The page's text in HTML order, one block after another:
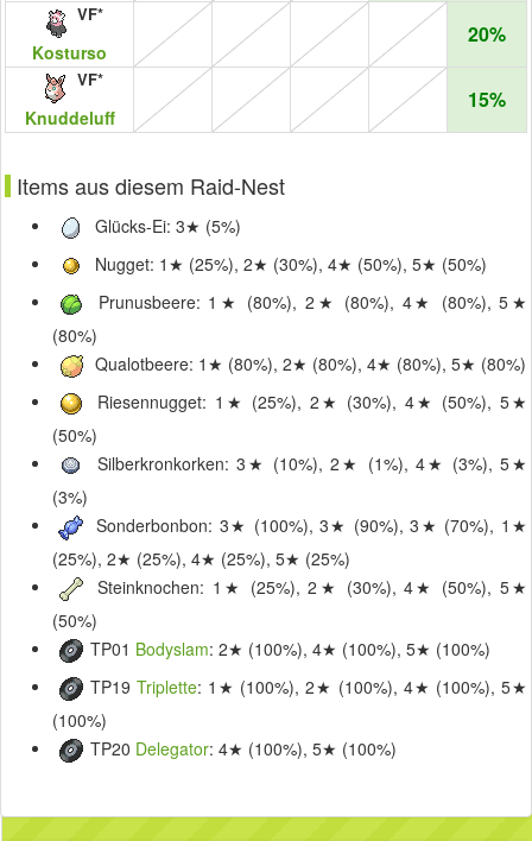
VF*
Kosturso
20%
VF*
Knuddeluff
15%
Items aus diesem Raid-Nest
Glücks-Ei: 3★ (5%)
Nugget: 1★ (25%), 2★ (30%), 4★ (50%), 5★ (50%)
Prunusbeere: 1★ (80%), 2★ (80%), 4★ (80%), 5★
(80%)
Qualotbeere: 1★ (80%), 2★ (80%), 4★ (80%), 5★ (80%)
Riesennugget: 1★ (25%), 2★ (30%), 4★ (50%), 5★
(50%)
Silberkronkorken: 3★ (10%), 2★ (1%), 4★ (3%), 5★
(3%)
Sonderbonbon: 3★ (100%), 3★ (90%), 3★ (70%), 1★
(25%), 2★ (25%), 4★ (25%), 5★ (25%)
Steinknochen: 1★ (25%), 2★ (30%), 4★ (50%), 5★
(50%)
TP01 Bodyslam: 2★ (100%), 4★ (100%), 5★ (100%)
TP19 Triplette: 1★ (100%), 2★ (100%), 4★ (100%), 5★
(100%)
TP20 Delegator: 4★ (100%), 5★ (100%)